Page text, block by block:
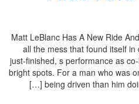
Matt LeBlanc Has A New Ride
all the mess that found itself
just-finished, s performance as
bright spots. For a man who
being driven than him